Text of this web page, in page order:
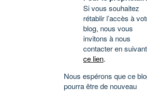
Si vous souhaitez
rétablir l’accès à
blog, nous vous
invitons à nous
contacter en suivant
ce lien.
Nous espérons que ce
pourra être de nouveau